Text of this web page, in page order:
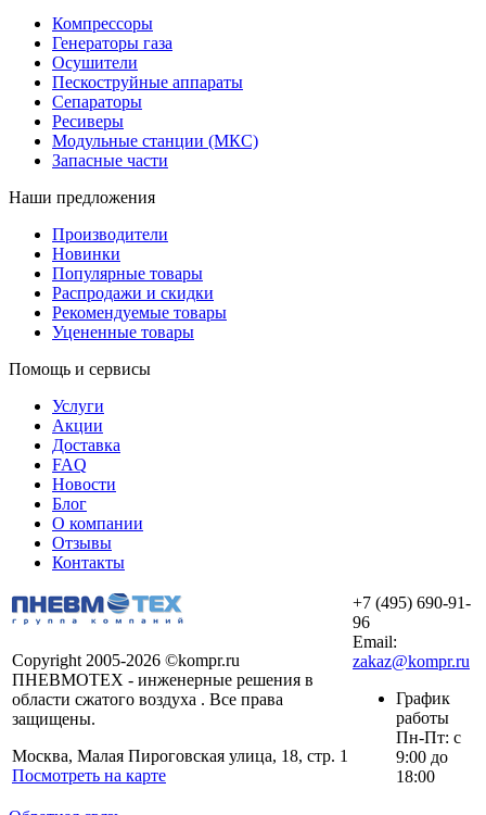
Компрессоры
Генераторы газа
Осушители
Пескоструйные аппараты
Сепараторы
Ресиверы
Модульные станции (МКС)
Запасные части
Наши предложения
Производители
Новинки
Популярные товары
Распродажи и скидки
Рекомендуемые товары
Уцененные товары
Помощь и сервисы
Услуги
Акции
Доставка
FAQ
Новости
Блог
О компании
Отзывы
Контакты
Copyright 2005-2026 ©kompr.ru
ПНЕВМОТЕХ - инженерные решения в
области сжатого воздуха . Все права
защищены.
Москва, Малая Пироговская улица, 18, стр. 1
Посмотреть на карте
+7 (495) 690-91-
96
Email:
zakaz@kompr.ru
График
работы
Пн-Пт: с
9:00 до
18:00